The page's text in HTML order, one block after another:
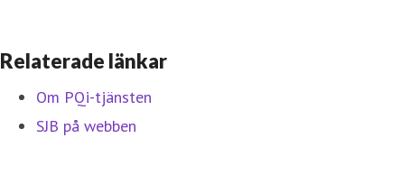
Relaterade länkar
Om PQi-tjänsten
SJB på webben